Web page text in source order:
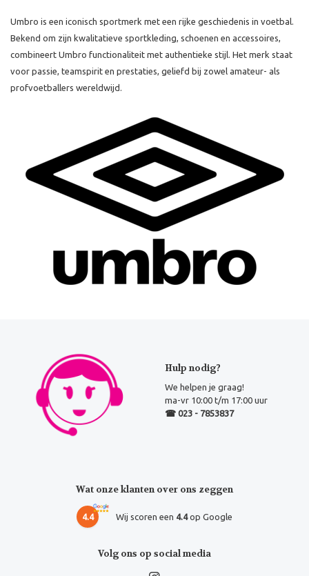
Umbro is een iconisch sportmerk met een rijke geschiedenis in voetbal.
Bekend om zijn kwalitatieve sportkleding, schoenen en accessoires,
combineert Umbro functionaliteit met authentieke stijl. Het merk staat
voor passie, teamspirit en prestaties, geliefd bij zowel amateur- als
profvoetballers wereldwijd.
Hulp nodig?
We helpen je graag!
ma-vr 10:00 t/m 17:00 uur
☎ 023 - 7853837
Wat onze klanten over ons zeggen
4.4 Wij scoren een 4.4op Google
Volg ons op social media